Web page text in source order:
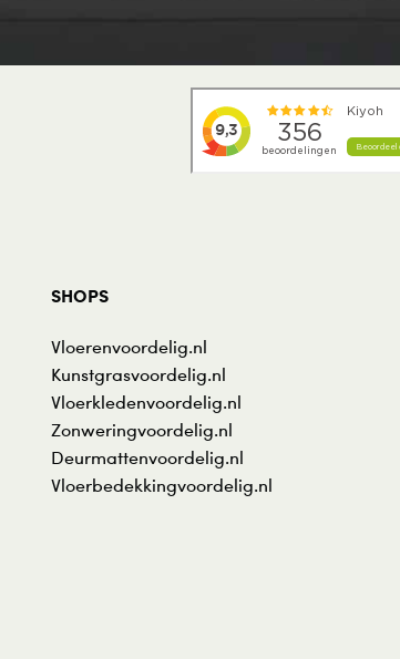
SHOPS
Vloerenvoordelig.nl
Kunstgrasvoordelig.nl
Vloerkledenvoordelig.nl
Zonweringvoordelig.nl
Deurmattenvoordelig.nl
Vloerbedekkingvoordelig.nl